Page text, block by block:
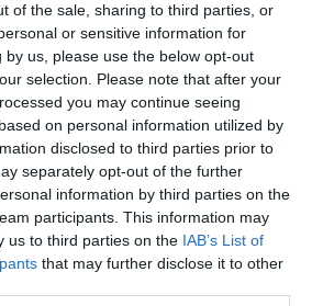
of the sale, sharing to third parties, or
or sensitive information for
by us, please use the below opt-out
selection. Please note that after your
you may continue seeing
on personal information utilized by
disclosed to third parties prior to
separately opt-out of the further
information by third parties on the
participants. This information may
us to third parties on the IAB’s List of
that may further disclose it to other
52 min
longueur d’un toboggan qui est
supérieur d’un A380 … assez
longueur..
pour y plonger sans hésitation ou
aux fesses”” pour sauter sans
sur le Tarmac en béton doit être …
RÉPONDRE